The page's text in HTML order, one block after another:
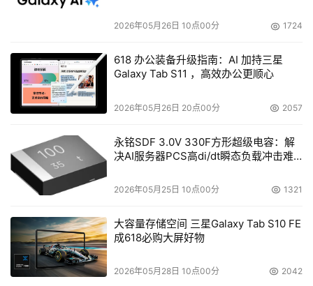
2026年05月26日 10点00分 1724
618 办公装备升级指南：AI 加持三星
Galaxy Tab S11 ，高效办公更顺心
2026年05月26日 20点00分 2057
永铭SDF 3.0V 330F方形超级电容：解
决AI服务器PCS高di/dt瞬态负载冲击难
2026年05月25日 10点00分 1321
大容量存储空间 三星Galaxy Tab S10 FE
成618必购大屏好物
2026年05月28日 10点00分 2042